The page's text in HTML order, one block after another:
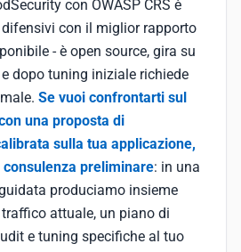
con OWASP CRS è
con il miglior rapporto
- è open source, gira su
dopo tuning iniziale richiede
Se vuoi confrontarti sul
una proposta di
sulla tua applicazione,
preliminare: in una
produciamo insieme
attuale, un piano di
e tuning specifiche al tuo